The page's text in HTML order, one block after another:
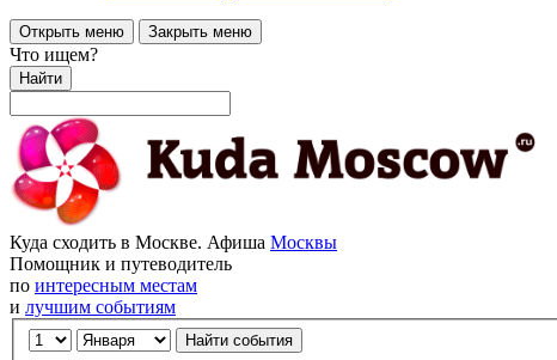
Открыть меню Закрыть меню
Что ищем?
Найти
Куда сходить в Москве. Афиша Москвы
Помощник и путеводитель
по интересным местам
и лучшим событиям